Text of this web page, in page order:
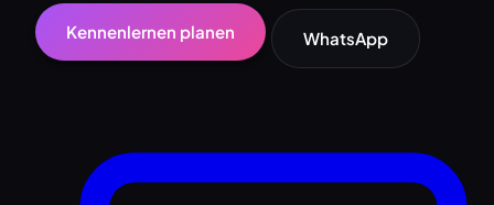
Kennenlernen planen WhatsApp